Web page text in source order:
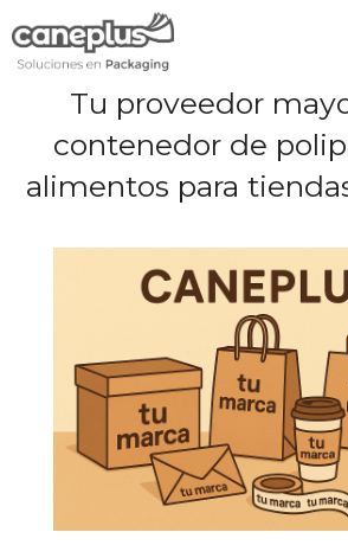
al
Tu proveedor
contenedor de
alimentos para